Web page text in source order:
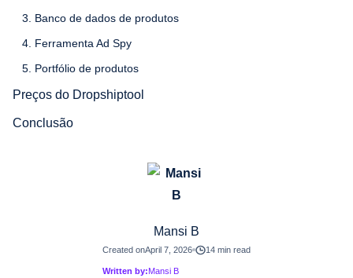
Mansi B
Created onApril 7, 2026 14 min read
Written by:Mansi B
3. Banco de dados de produtos
4. Ferramenta Ad Spy
5. Portfólio de produtos
Preços do Dropshiptool
Conclusão